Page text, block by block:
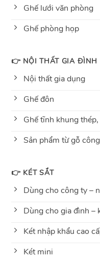
Ghế lưới văn phòng
Ghế phòng họp
👉 NỘI THẤT GIA ĐÌNH
Nội thất gia dụng
Ghế đôn
Ghế tĩnh khung
Sản phẩm từ gỗ
👉 KÉT SẮT
Dùng cho công ty –
Dùng cho gia đình –
Két nhập khẩu cao
Két mini